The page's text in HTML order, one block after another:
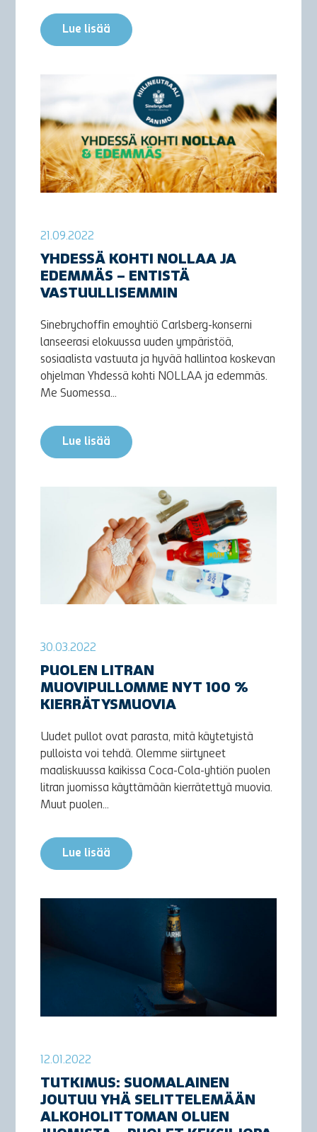
Lue lisää
21.09.2022
YHDESSÄ KOHTI NOLLAA JA
EDEMMÄS – ENTISTÄ
VASTUULLISEMMIN
Sinebrychoffin emoyhtiö Carlsberg-konserni
lanseerasi elokuussa uuden ympäristöä,
sosiaalista vastuuta ja hyvää hallintoa koskevan
ohjelman Yhdessä kohti NOLLAA ja edemmäs.
Me Suomessa...
Lue lisää
30.03.2022
PUOLEN LITRAN
MUOVIPULLOMME NYT 100 %
KIERRÄTYSMUOVIA
Uudet pullot ovat parasta, mitä käytetyistä
pulloista voi tehdä. Olemme siirtyneet
maaliskuussa kaikissa Coca-Cola-yhtiön puolen
litran juomissa käyttämään kierrätettyä muovia.
Muut puolen...
Lue lisää
12.01.2022
TUTKIMUS: SUOMALAINEN
JOUTUU YHÄ SELITTELEMÄÄN
ALKOHOLITTOMAN OLUEN